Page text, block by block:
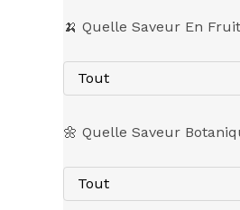
🍌 Quelle Saveur En
Tout
🌼 Quelle Saveur
Tout